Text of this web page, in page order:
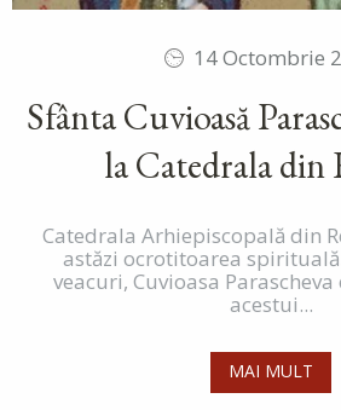
14 Octombrie
Sfânta Cuvioasă
la Catedrala din
Catedrala Arhiepiscopală din
astăzi ocrotitoarea
veacuri, Cuvioasa
acestui...
MAI MULT